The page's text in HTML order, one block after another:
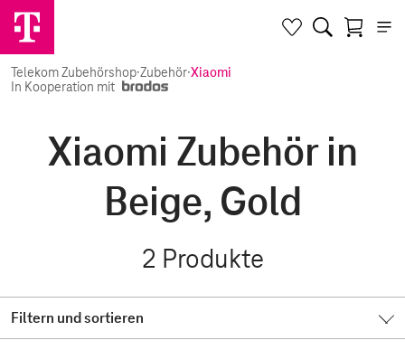
Telekom Zubehörshop·Zubehör·Xiaomi
In Kooperation mit
Xiaomi Zubehör in
Beige, Gold
2 Produkte
Filtern und sortieren